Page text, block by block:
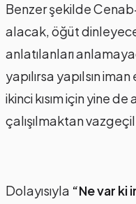
Benzer şekilde Cenab-
alacak, öğüt
anlatılanları
yapılırsa yapılsın
ikinci kısım için yine
çalışılmaktan
Dolayısıyla “Ne var ki